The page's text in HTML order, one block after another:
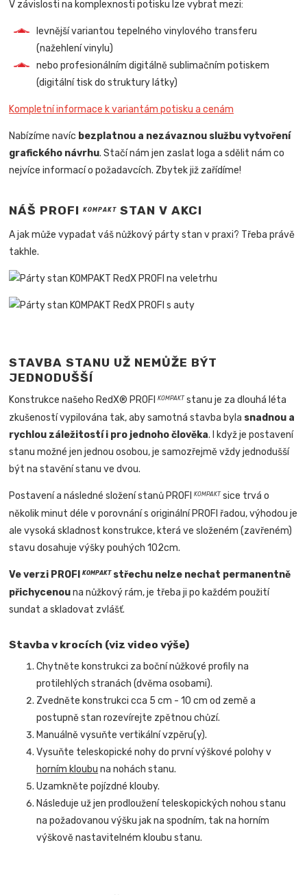
V závislosti na komplexnosti potisku lze vybrat mezi:
levnější variantou tepelného vinylového transferu
(nažehlení vinylu)
nebo profesionálním digitálně sublimačním potiskem
(digitální tisk do struktury látky)
Kompletní informace k variantám potisku a cenám
Nabízíme navíc bezplatnou a nezávaznou službu vytvoření
grafického návrhu. Stačí nám jen zaslat loga a sdělit nám co
nejvíce informací o požadavcích. Zbytek již zařídíme!
NÁŠ PROFIKOMPAKT STAN V AKCI
A jak může vypadat váš nůžkový párty stan v praxi? Třeba právě
takhle.
STAVBA STANU UŽ NEMŮŽE BÝT
JEDNODUŠŠÍ
Konstrukce našeho RedX® PROFIKOMPAKTstanu je za dlouhá léta
zkušeností vypilována tak, aby samotná stavba byla snadnou a
rychlou záležitostí i pro jednoho člověka.
I když je postavení
stanu možné jen jednou osobou, je samozřejmě vždy jednodušší
být na stavění stanu ve dvou.
Postavení a následné složení stanů PROFIKOMPAKTsice trvá o
několik minut déle v porovnání s originální PROFI řadou, výhodou je
ale vysoká skladnost konstrukce, která ve složeném (zavřeném)
stavu dosahuje výšky pouhých 102cm.
Ve verzi PROFIKOMPAKTstřechu nelze nechat permanentně
přichycenouna nůžkový rám, je třeba ji po každém použití
sundat a skladovat zvlášť.
Stavba v krocích (viz video výše)
Chytněte konstrukci za boční nůžkové profily na
protilehlých stranách (dvěma osobami).
Zvedněte konstrukci cca 5 cm - 10 cm od země a
postupně stan rozevírejte zpětnou chůzí.
Manuálně vysuňte vertikální vzpěru(y).
Vysuňte teleskopické nohy do první výškové polohy v
horním kloubu na nohách stanu.
Uzamkněte pojízdné klouby.
Následuje už jen prodloužení teleskopických nohou stanu
na požadovanou výšku jak na spodním, tak na horním
výškově nastavitelném kloubu stanu.